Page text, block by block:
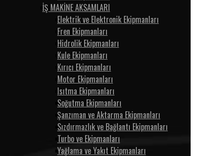
İŞ MAKİNE AKSAMLARI
Elektrik ve Elektronik Ekipmanları
Fren Ekipmanları
Hidrolik Ekipmanları
Kule Ekipmanları
Kırıcı Ekipmanları
Motor Ekipmanları
Isıtma Ekipmanları
Soğutma Ekipmanları
Şanzıman ve Aktarma Ekipmanları
Sızdırmazlık ve Bağlantı Ekipmanları
Turbo ve Ekipmanları
Yağlama ve Yakıt Ekipmanları